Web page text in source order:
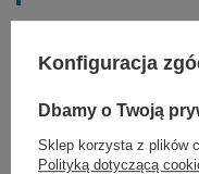
ogólne
chirurgia
Konfiguracja
Dbamy o Twoją
Sklep korzysta z plików
Polityką dotyczącą